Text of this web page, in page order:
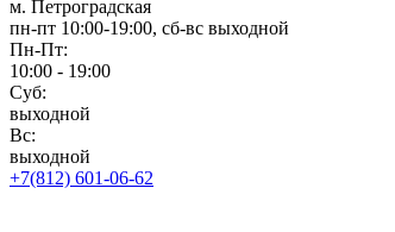
м. Петроградская
пн-пт 10:00-19:00, сб-вс выходной
Пн-Пт:
10:00 - 19:00
Суб:
выходной
Вс:
выходной
+7(812) 601-06-62